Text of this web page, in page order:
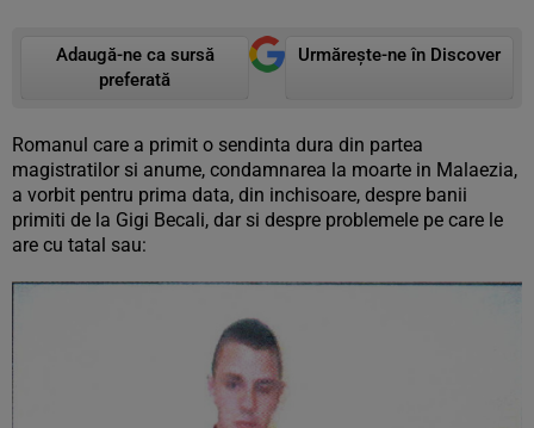
Adaugă-ne ca sursă
preferată
Urmărește-ne în Discover
Romanul care a primit o sendinta dura din partea
magistratilor si anume, condamnarea la moarte in Malaezia,
a vorbit pentru prima data, din inchisoare, despre banii
primiti de la Gigi Becali, dar si despre problemele pe care le
are cu tatal sau: